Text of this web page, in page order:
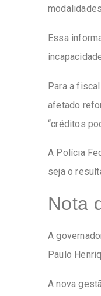
Essa
Para a
afetado
“créditos
A Polícia
seja o
Nota
A
Paulo
A nova